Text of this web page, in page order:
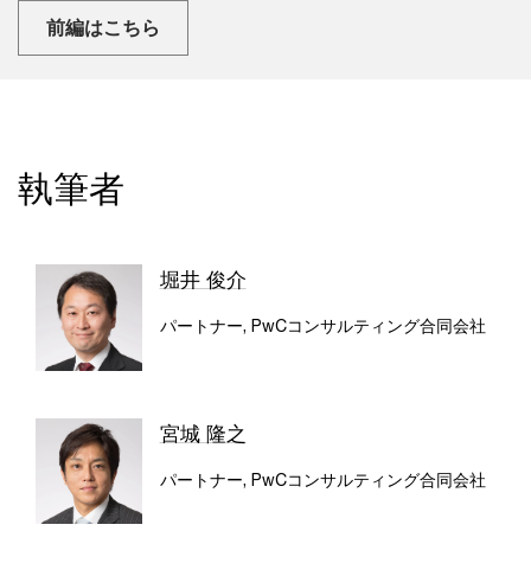
前編はこちら
執筆者
堀井 俊介
パートナー, PwCコンサルティング合同会社
宮城 隆之
パートナー, PwCコンサルティング合同会社